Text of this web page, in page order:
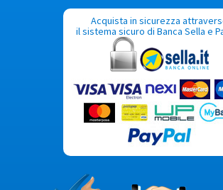
Acquista in sicurezza
il sistema sicuro di Banca Sella e